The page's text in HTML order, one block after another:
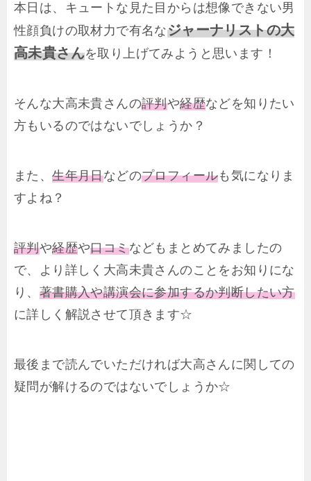
本日は、キュートな見た目からは想像できない男
性顔負けの取材力で有名なジャーナリストの大
高未貴さんを取り上げてみようと思います！
そんな大高未貴さんの評判や経歴などを知りたい
方もいるのではないでしょうか？
また、生年月日などのプロフィールも気になりま
すよね？
評判や経歴や口コミなどもまとめてみましたの
で、より詳しく大高未貴さんのことをお知りにな
り、 著書購入や講演会に参加するか判断したい方
に詳しく解説させて頂きます☆
最後まで読んでいただければ大高さんに関しての
疑問が解けるのではないでしょうか☆